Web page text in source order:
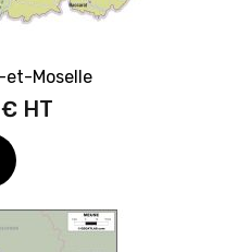
Moselle